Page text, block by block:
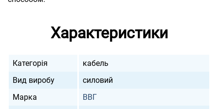
Характеристики
Категорія
кабель
Вид виробу
силовий
Марка
ВВГ